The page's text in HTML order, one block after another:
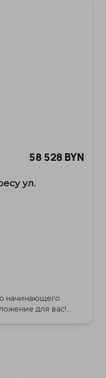
58 528 BYN
ул.
начинающего
для вас!